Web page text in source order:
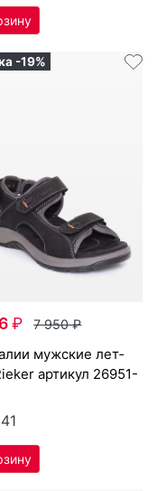
-19%
₽ 7 950₽
артикул 26951-
41